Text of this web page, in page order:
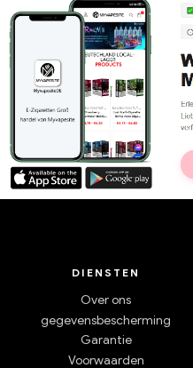
DIENSTEN
Over ons
gegevensbescherming
Garantie
Voorwaarden